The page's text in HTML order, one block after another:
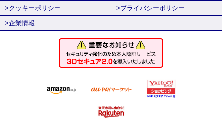
>クッキーポリシー
>プライバシーポリシー
>企業情報